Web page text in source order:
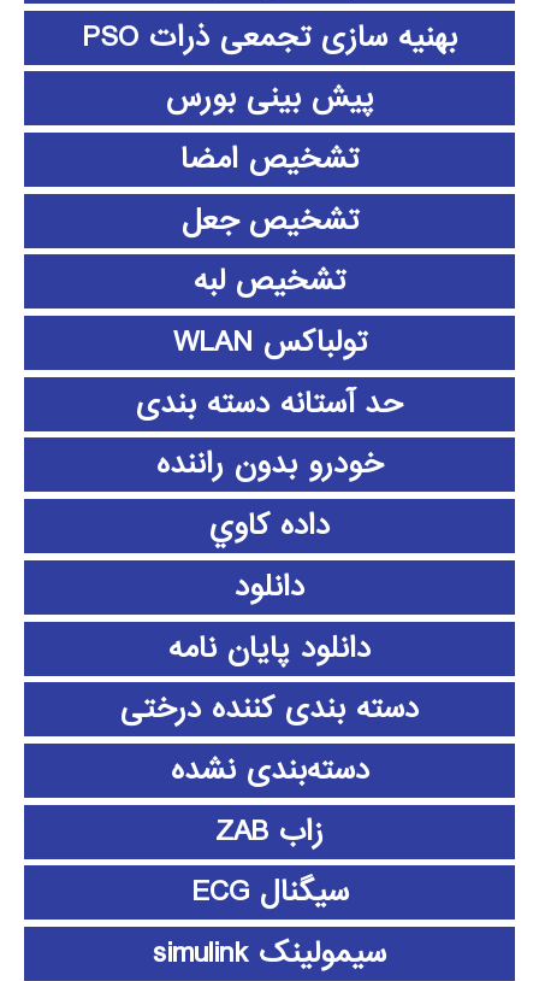
بهنیه سازی تجمعی ذرات PSO
پیش بینی بورس
تشخیص امضا
تشخیص جعل
تشخیص لبه
تولباکس WLAN
حد آستانه دسته بندی
خودرو بدون راننده
داده كاوي
دانلود
دانلود پايان نامه
دسته بندی کننده درختی
دسته‌بندی نشده
زاب ZAB
سیگنال ECG
سیمولینک simulink